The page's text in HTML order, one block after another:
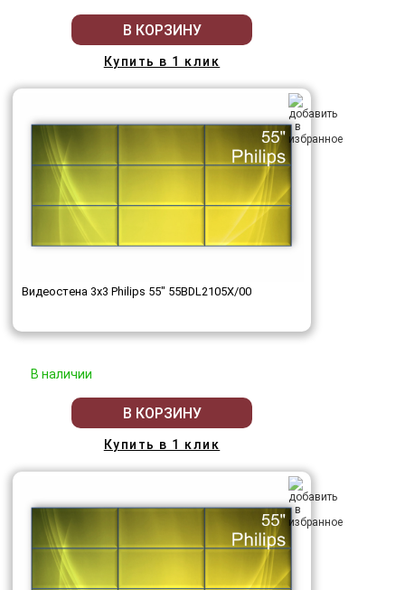
В КОРЗИНУ
Купить в 1 клик
Видеостена 3x3 Philips 55" 55BDL2105X/00
В наличии
В КОРЗИНУ
Купить в 1 клик